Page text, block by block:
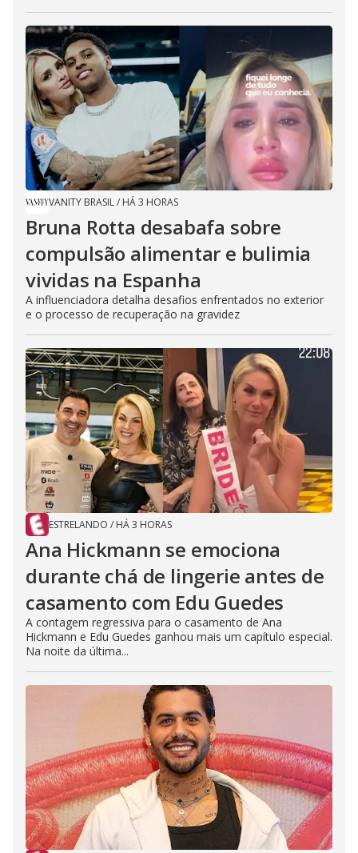
VANITY BRASIL/ HÁ 3 HORAS
Bruna Rotta desabafa sobre
compulsão alimentar e bulimia
vividas na Espanha
A influenciadora detalha desafios enfrentados no exterior
e o processo de recuperação na gravidez
ESTRELANDO / HÁ 3 HORAS
Ana Hickmann se emociona
durante chá de lingerie antes de
casamento com Edu Guedes
A contagem regressiva para o casamento de Ana
Hickmann e Edu Guedes ganhou mais um capítulo especial.
Na noite da última...